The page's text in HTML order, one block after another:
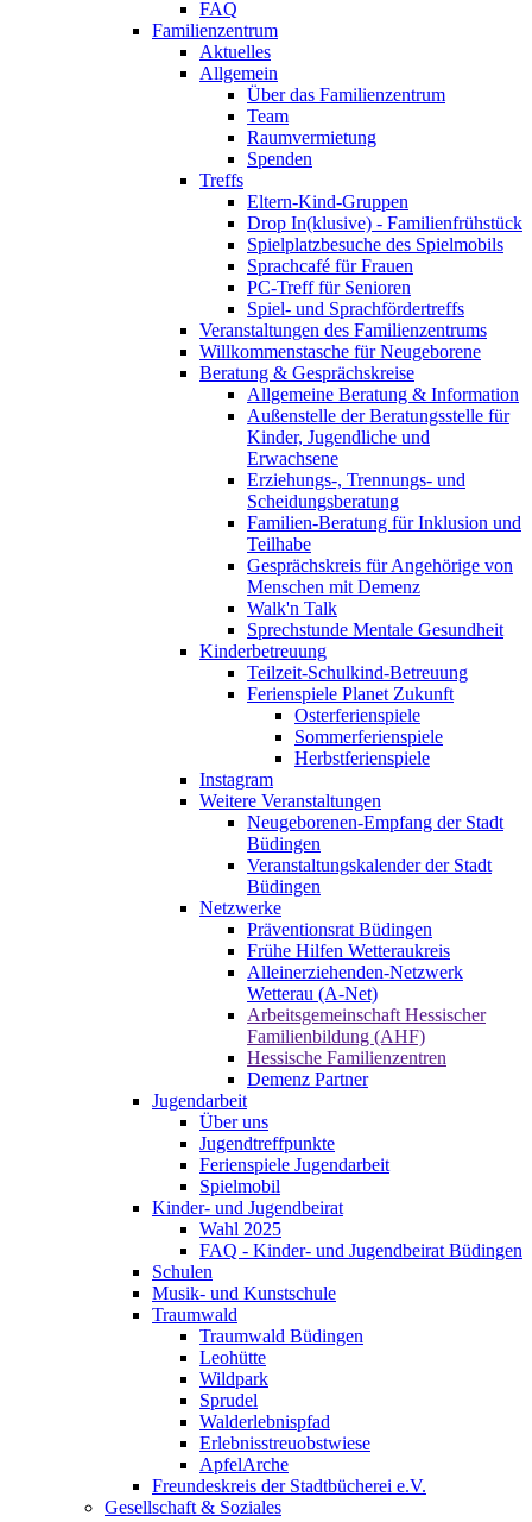
FAQ
Familienzentrum
Aktuelles
Allgemein
Über das Familienzentrum
Team
Raumvermietung
Spenden
Treffs
Eltern-Kind-Gruppen
Drop In(klusive) - Familienfrühstück
Spielplatzbesuche des Spielmobils
Sprachcafé für Frauen
PC-Treff für Senioren
Spiel- und Sprachfördertreffs
Veranstaltungen des Familienzentrums
Willkommenstasche für Neugeborene
Beratung & Gesprächskreise
Allgemeine Beratung & Information
Außenstelle der Beratungsstelle für
Kinder, Jugendliche und
Erwachsene
Erziehungs-, Trennungs- und
Scheidungsberatung
Familien-Beratung für Inklusion und
Teilhabe
Gesprächskreis für Angehörige von
Menschen mit Demenz
Walk'n Talk
Sprechstunde Mentale Gesundheit
Kinderbetreuung
Teilzeit-Schulkind-Betreuung
Ferienspiele Planet Zukunft
Osterferienspiele
Sommerferienspiele
Herbstferienspiele
Instagram
Weitere Veranstaltungen
Neugeborenen-Empfang der Stadt
Büdingen
Veranstaltungskalender der Stadt
Büdingen
Netzwerke
Präventionsrat Büdingen
Frühe Hilfen Wetteraukreis
Alleinerziehenden-Netzwerk
Wetterau (A-Net)
Arbeitsgemeinschaft Hessischer
Familienbildung (AHF)
Hessische Familienzentren
Demenz Partner
Jugendarbeit
Über uns
Jugendtreffpunkte
Ferienspiele Jugendarbeit
Spielmobil
Kinder- und Jugendbeirat
Wahl 2025
FAQ - Kinder- und Jugendbeirat Büdingen
Schulen
Musik- und Kunstschule
Traumwald
Traumwald Büdingen
Leohütte
Wildpark
Sprudel
Walderlebnispfad
Erlebnisstreuobstwiese
ApfelArche
Freundeskreis der Stadtbücherei e.V.
Gesellschaft & Soziales